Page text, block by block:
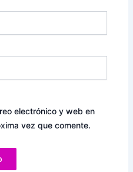
electrónico y web en
vez que comente.